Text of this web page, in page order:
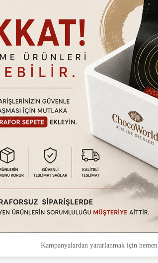
Kampanyalardan yararlanmak için hemen